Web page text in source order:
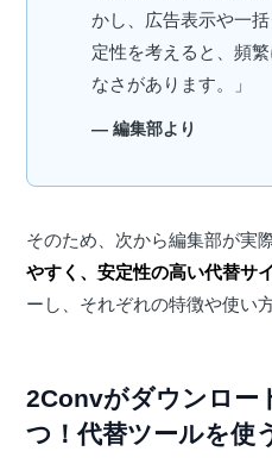
かし、広告表示や一
定性を考えると、頻
なさがあります。」
— 編集部より
そのため、次から編集部が実
やすく、安定性の高い代替サ
ーし、それぞれの特徴や使い
2Convがダウンロー
つ！代替ツールを使